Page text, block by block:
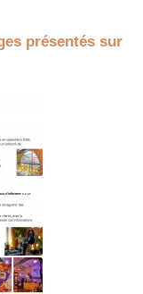
présentés sur